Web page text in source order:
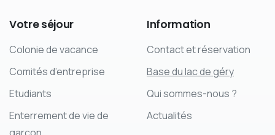
Votreséjour
Colonie de vacance
Comités d’entreprise
Etudiants
Enterrement de vie de
Information
Contact et réservation
Base du lac de géry
Qui sommes-nous ?
Actualités